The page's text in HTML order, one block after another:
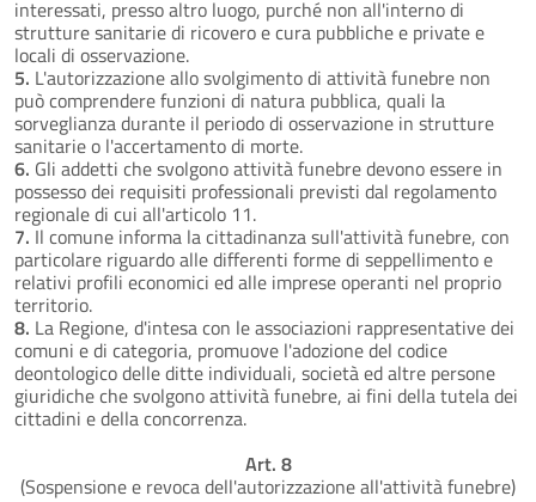
interessati, presso altro luogo, purché non all'interno di
strutture sanitarie di ricovero e cura pubbliche e private e
locali di osservazione.
5. L'autorizzazione allo svolgimento di attività funebre non
può comprendere funzioni di natura pubblica, quali la
sorveglianza durante il periodo di osservazione in strutture
sanitarie o l'accertamento di morte.
6. Gli addetti che svolgono attività funebre devono essere in
possesso dei requisiti professionali previsti dal regolamento
regionale di cui all'articolo 11.
7. Il comune informa la cittadinanza sull'attività funebre, con
particolare riguardo alle differenti forme di seppellimento e
relativi profili economici ed alle imprese operanti nel proprio
territorio.
8. La Regione, d'intesa con le associazioni rappresentative dei
comuni e di categoria, promuove l'adozione del codice
deontologico delle ditte individuali, società ed altre persone
giuridiche che svolgono attività funebre, ai fini della tutela dei
cittadini e della concorrenza.
Art. 8
(Sospensione e revoca dell'autorizzazione all'attività funebre)